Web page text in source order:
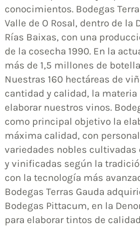
conocimientos. Bodegas
Valle de O Rosal, dentro de la
Rías Baixas, con una
de la cosecha 1990. En la
más de 1,5 millones de
Nuestras 160 hectáreas de
cantidad y calidad, la
elaborar nuestros vinos.
como principal objetivo la
máxima calidad, con
variedades nobles
y vinificadas según la
con la tecnología más
Bodegas Terras Gauda
Bodegas Pittacum, en la
para elaborar tintos de